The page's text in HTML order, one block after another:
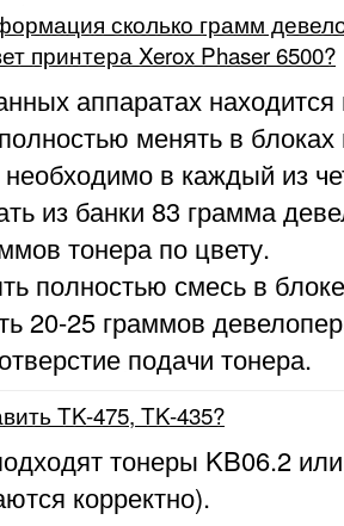
сколько грамм
принтера Xerox Phaser 6500?
аппаратах находится
менять в блоках
в каждый из
из банки 83 грамма
тонера по цвету.
полностью смесь в
20-25 граммов
подачи тонера.
TK-475, TK-435?
тонеры KB06.2
корректно).